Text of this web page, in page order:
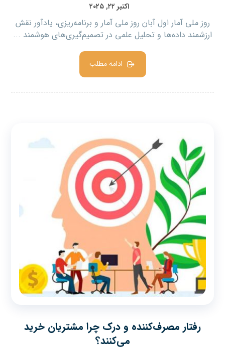
اکتبر ۲۲, ۲۰۲۵
روز ملی آمار اول آبان روز ملی آمار و برنامه‌ریزی، یادآور نقش
ارزشمند داده‌ها و تحلیل علمی در تصمیم‌گیری‌های هوشمند ...
ادامه مطلب
رفتار مصرف‌کننده و درک چرا مشتریان خرید
می‌کنند؟